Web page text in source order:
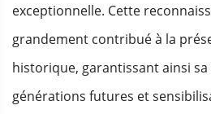
exceptionnelle. Cette
grandement contribué à la
historique, garantissant ainsi
générations futures et